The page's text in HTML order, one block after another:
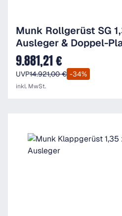
Munk Rollgerüst SG
Ausleger & Doppel-
Verkaufspreis:
9.881,21 €
UVP14.921,00 € -34%
inkl. MwSt.